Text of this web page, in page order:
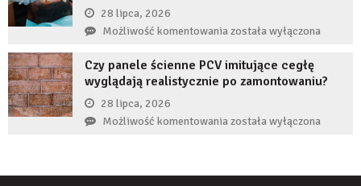
żeby
zwiększyć
wiarygodność
produktu?
28 lipca, 2026
Możliwość komentowaniaCo
gdy
implant
zaczyna
została wyłączona
Czy panele ścienne PCV imitujące cegłę
wyglądają realistycznie po zamontowaniu?
28 lipca, 2026
Możliwość komentowaniaCzy
została wyłączona